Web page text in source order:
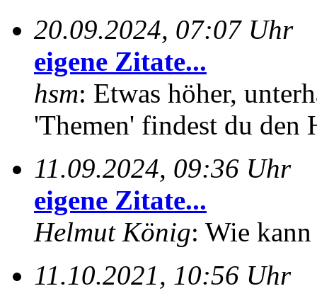
20.09.2024, 07:07 Uhr
eigene Zitate...
hsm: Etwas höher,
'Themen' findest du den
11.09.2024, 09:36 Uhr
eigene Zitate...
Helmut König: Wie
11.10.2021, 10:56 Uhr